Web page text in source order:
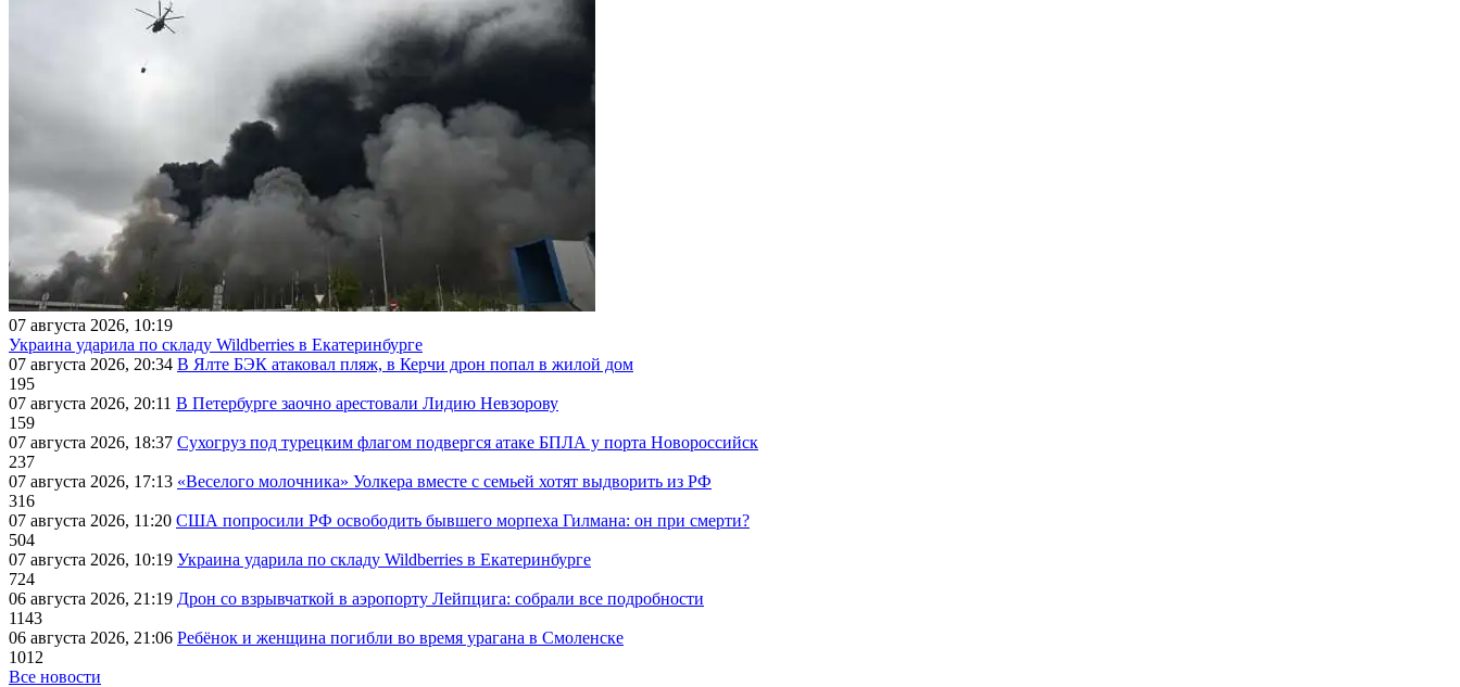
07 августа 2026, 10:19
Украина ударила по складу Wildberries в Екатеринбурге
07 августа 2026, 20:34 В Ялте БЭК атаковал пляж, в Керчи дрон попал в жилой дом
195
07 августа 2026, 20:11 В Петербурге заочно арестовали Лидию Невзорову
159
07 августа 2026, 18:37 Сухогруз под турецким флагом подвергся атаке БПЛА у порта Новороссийск
237
07 августа 2026, 17:13 «Веселого молочника» Уолкера вместе с семьей хотят выдворить из РФ
316
07 августа 2026, 11:20 США попросили РФ освободить бывшего морпеха Гилмана: он при смерти?
504
07 августа 2026, 10:19 Украина ударила по складу Wildberries в Екатеринбурге
724
06 августа 2026, 21:19 Дрон со взрывчаткой в аэропорту Лейпцига: собрали все подробности
1143
06 августа 2026, 21:06 Ребёнок и женщина погибли во время урагана в Смоленске
1012
Все новости